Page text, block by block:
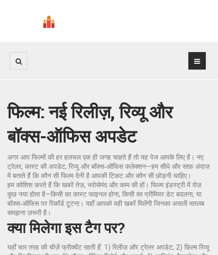
फिल्म: नई रिलीज़, रिव्यू और
बॉक्स-ऑफिस अपडेट
अगर आप फिल्मों की हर हलचल एक ही जगह चाहते हैं तो यह पेज आपके लिए है। नए
ट्रेलर, कास्ट की अपडेट, रिव्यू और बॉक्स‑ऑफिस कलेक्शन—हम सीधे और साफ़ अंदाज़
में बताते हैं कि कौन सी फिल्म देनी है आपकी टिकट और कौन सी छोड़नी चाहिए।
हम कोशिश करते हैं कि खबरें तेज़, भरोसेमंद और काम की हों। फिल्म इंडस्ट्री में रोज़
कुछ नया होता है—किसी का कास्ट फाइनल होना, किसी का प्रीमियर डेट बदलना, या
बॉक्स‑ऑफिस पर रिकॉर्ड टूटना। यहाँ आपको वही खबरें मिलेंगी जिनका असली मतलब
समझना ज़रूरी है।
क्या मिलेगा इस टैग पर?
यहाँ चार तरह की चीज़ें फ्रीक्वेंट रहती हैं: 1) रिलीज़ और ट्रेलर अपडेट, 2) फ़िल्म रिव्यू